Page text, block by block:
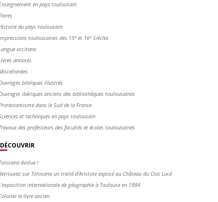
en pays toulousain
du pays toulousain
toulousaines des 15ᵉ et 16ᵉ Siècles
occitane
annotés
bibliques illustrés
ibériques anciens des bibliothèques toulousaines
dans le Sud de la France
et techniques en pays toulousain
des professeurs des facultés et écoles toulousaines
DÉCOUVRIR
évolue !
sur Tolosana un traité d'Aristote exposé au Château du Clos Lucé
internationale de géographie à Toulouse en 1884
le livre ancien